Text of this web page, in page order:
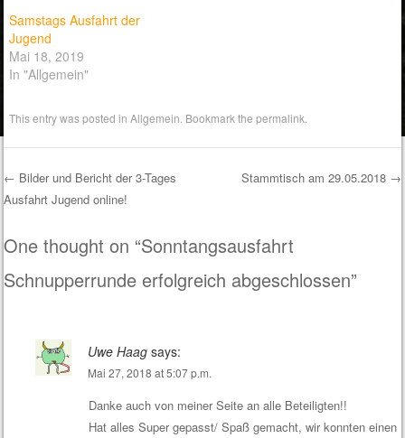
Samstags Ausfahrt der
Jugend
Mai 18, 2019
In "Allgemein"
This entry was posted inAllgemein . Bookmark thepermalink
Post navigation
← Bilder und Bericht der 3-Tages
Ausfahrt Jugend online!
Stammtisch am 29.05.2018 →
One thought on “Sonntangsausfahrt
Schnupperrunde erfolgreich abgeschlossen”
Uwe Haag says:
Mai 27, 2018 at 5:07 p.m.
Danke auch von meiner Seite an alle Beteiligten!!
Hat alles Super gepasst/ Spaß gemacht, wir konnten einen